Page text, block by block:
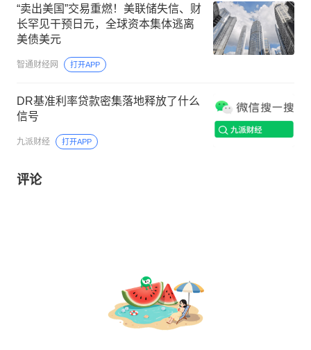
“卖出美国”交易重燃！美联储失信、财
长罕见干预日元，全球资本集体逃离
美债美元
智通财经网 打开APP
DR基准利率贷款密集落地释放了什么
信号
九派财经 打开APP
评论